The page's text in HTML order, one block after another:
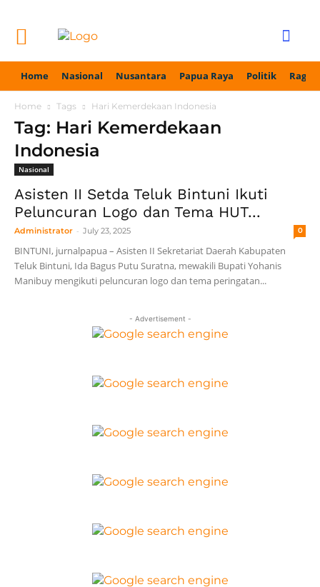
Home Nasional Nusantara Papua Raya Politik
Home Tags Hari Kemerdekaan Indonesia
Tag: Hari Kemerdekaan
Indonesia
Nasional
Asisten II Setda Teluk Bintuni Ikuti
Peluncuran Logo dan Tema HUT...
Administrator - July 23, 2025 0
BINTUNI, jurnalpapua – Asisten II Sekretariat Daerah Kabupaten
Teluk Bintuni, Ida Bagus Putu Suratna, mewakili Bupati Yohanis
Manibuy mengikuti peluncuran logo dan tema peringatan...
- Advertisement -